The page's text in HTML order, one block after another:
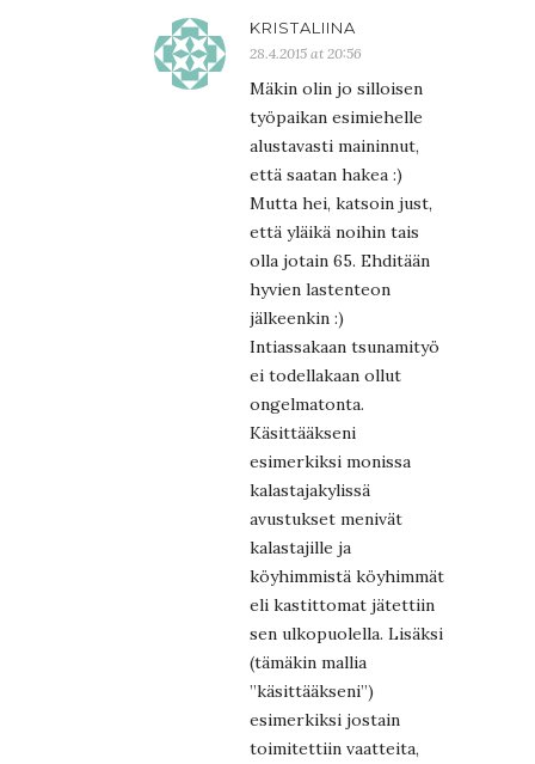
KRISTALIINA
28.4.2015 at 20:56
Mäkin olin jo silloisen
työpaikan esimiehelle
alustavasti maininnut,
että saatan hakea :)
Mutta hei, katsoin just,
että yläikä noihin tais
olla jotain 65. Ehditään
hyvien lastenteon
jälkeenkin :)
Intiassakaan tsunamityö
ei todellakaan ollut
ongelmatonta.
Käsittääkseni
esimerkiksi monissa
kalastajakylissä
avustukset menivät
kalastajille ja
köyhimmistä köyhimmät
eli kastittomat jätettiin
sen ulkopuolella. Lisäksi
(tämäkin mallia
”käsittääkseni”)
esimerkiksi jostain
toimitettiin vaatteita,